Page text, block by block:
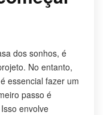
dos sonhos, é
No entanto,
essencial fazer um
passo é
envolve